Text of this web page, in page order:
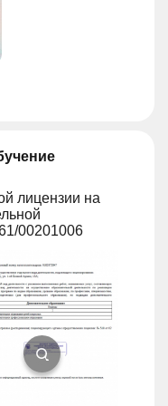
лицензии на
00201006